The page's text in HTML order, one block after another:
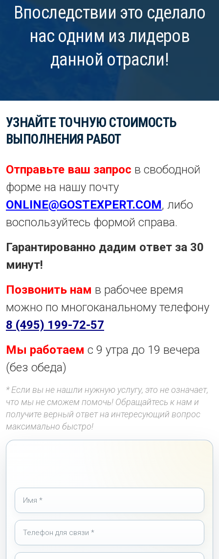
Впоследствии это сделало
нас одним из лидеров
данной отрасли!
УЗНАЙТЕ ТОЧНУЮ СТОИМОСТЬ
ВЫПОЛНЕНИЯ РАБОТ
Отправьте ваш запрос в свободной
форме на нашу почту
ONLINE@GOSTEXPERT.COM, либо
воспользуйтесь формой справа.
Гарантированно дадим ответ за 30
минут!
Позвонить нам в рабочее время
можно по многоканальному телефону
8 (495) 199-72-57
Мы работаем с 9 утра до 19 вечера
(без обеда)
* Если вы не нашли нужную услугу, это не означает,
что мы не сможем помочь! Обращайтесь к нам и
получите верный ответ на интересующий вопрос
максимально быстро!